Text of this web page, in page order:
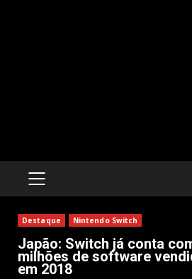
PRIMARY
Destaque Nintendo Switch
Japão: Switch já conta
milhões de software
em 2018